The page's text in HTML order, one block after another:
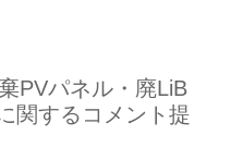
PVパネル・廃LiB
関するコメント提